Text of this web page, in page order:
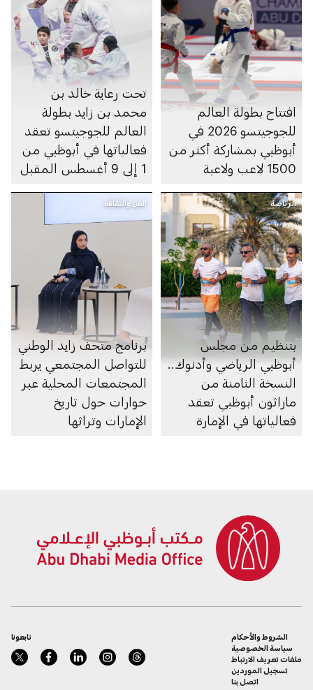
افتتاح بطولة العالم
للجوجيتسو 2026 في
أبوظبي بمشاركة أكثر من
1500 لاعب ولاعبة
تحت رعاية خالد بن
محمد بن زايد بطولة
العالم للجوجيتسو تعقد
فعالياتها في أبوظبي من
1 إلى 9 أغسطس المقبل
الرياضة
بتنظيم من مجلس
أبوظبي الرياضي وأدنوك..
النسخة الثامنة من
ماراثون أبوظبي تعقد
فعالياتها في الإمارة
الفن والثقافة
برنامج متحف زايد الوطني
للتواصل المجتمعي يربط
المجتمعات المحلية عبر
حوارات حول تاريخ
الإمارات وتراثها
تابعونا
الشروط والأحكام
سياسة الخصوصية
ملفات تعريف الارتباط
تسجيل الموردين
اتصل بنا